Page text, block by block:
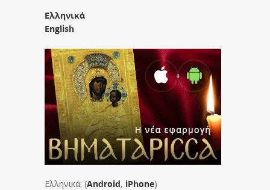
Ελληνικά
English
Ελληνικά: (Android, iPhone)